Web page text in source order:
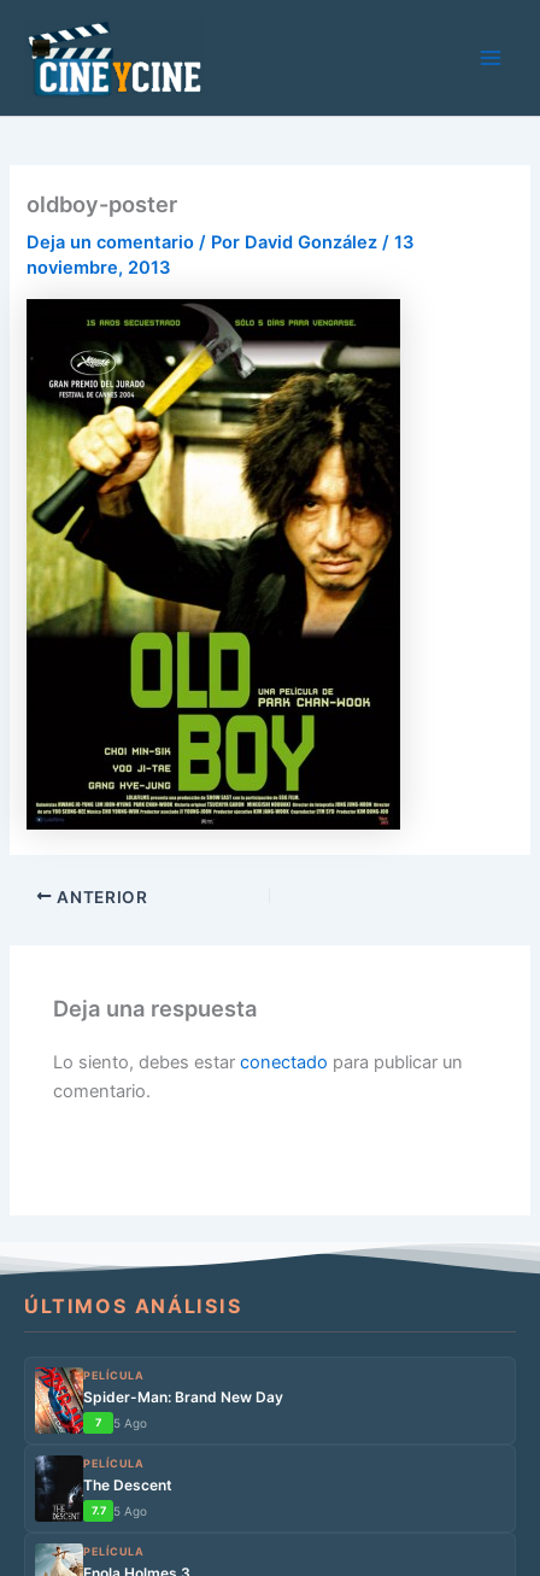
contenido
oldboy-poster
Deja un comentario / Por David González/13
noviembre, 2013
ANTERIOR
Deja una respuesta
Lo siento, debes estarconectado para publicar un
comentario.
ÚLTIMOS ANÁLISIS
PELÍCULA
Spider-Man: Brand New Day
7 5 Ago
PELÍCULA
The Descent
7.7 5 Ago
PELÍCULA